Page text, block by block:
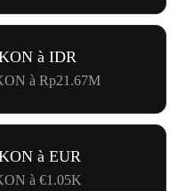
à IDR
à Rp21.67M
à EUR
à €1.05K